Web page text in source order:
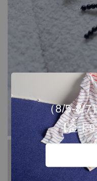
（8/5-8/7
【金卡